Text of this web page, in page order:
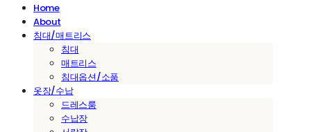
Home
About
침대/매트리스
침대
매트리스
침대옵션/소품
옷장/수납
드레스룸
수납장